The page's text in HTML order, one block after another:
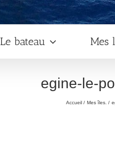
Le bateau Mes
egine-le-
Accueil Mes îles.